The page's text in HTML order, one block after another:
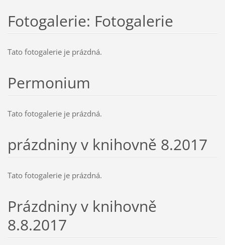
Fotogalerie: Fotogalerie
Tato fotogalerie je prázdná.
Permonium
Tato fotogalerie je prázdná.
prázdniny v knihovně 8.2017
Tato fotogalerie je prázdná.
Prázdniny v knihovně
8.8.2017